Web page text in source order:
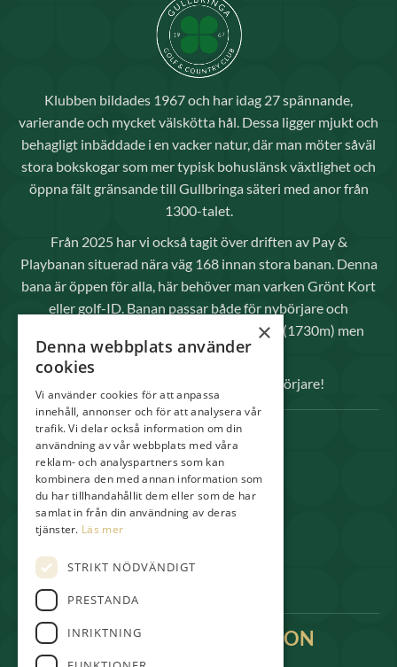
Klubben bildades 1967 och har idag 27 spännande,
varierande och mycket välskötta hål. Dessa ligger mjukt och
behagligt inbäddade i en vacker natur, där man möter såväl
stora bokskogar som mer typisk bohuslänsk växtlighet och
öppna fält gränsande till Gullbringa säteri med anor från
1300-talet.
Från 2025 har vi också tagit över driften av Pay &
Playbanan situerad nära väg 168 innan stora banan. Denna
bana är öppen för alla, här behöver man varken Grönt Kort
eller golf-ID. Banan passar både för nybörjare och
avancerade spelare då den inte är så lång (1730m) men
kräver raka slag.
Välkomna både elitspelare och nybörjare!
SNABBLÄNKAR
Spela
Medlem
Shop & Pro
KONTAKTINFORMATION
kansli@gullbringagolf.se
×
Denna webbplats använder
cookies
Vi använder cookies för att anpassa
innehåll, annonser och för att analysera vår
trafik. Vi delar också information om din
användning av vår webbplats med våra
reklam- och analyspartners som kan
kombinera den med annan information som
du har tillhandahållit dem eller som de har
samlat in från din användning av deras
tjänster. Läs mer
STRIKT NÖDVÄNDIGT
PRESTANDA
INRIKTNING